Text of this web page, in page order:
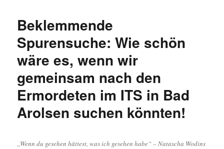
Beklemmende
Spurensuche: Wie schön
wäre es, wenn wir
gemeinsam nach den
Ermordeten im ITS in Bad
Arolsen suchen könnten!
„Wenn du gesehen hättest, was ich gesehen habe“ – Natascha Wodins